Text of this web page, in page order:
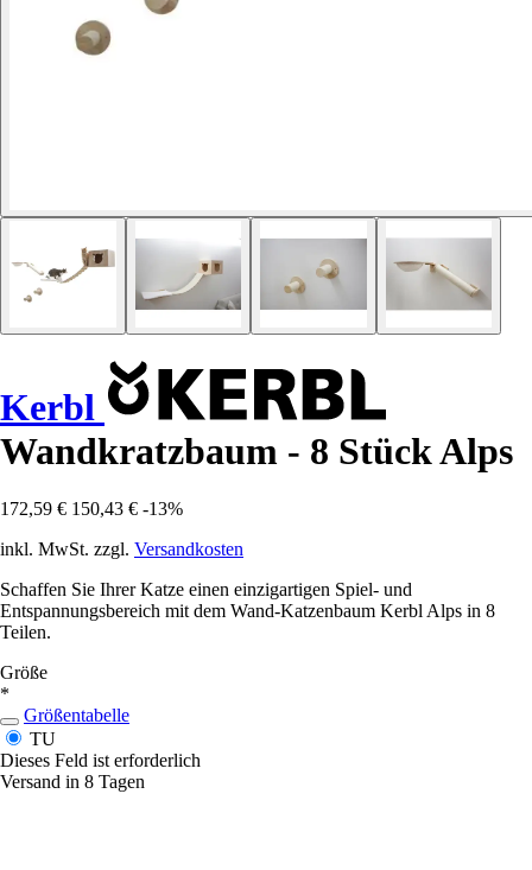
Kerbl
Wandkratzbaum - 8 Stück Alps
172,59 € 150,43 € -13%
inkl. MwSt. zzgl. Versandkosten
Schaffen Sie Ihrer Katze einen einzigartigen Spiel- und
Entspannungsbereich mit dem Wand-Katzenbaum Kerbl Alps in 8
Teilen.
Größe
*
Größentabelle
TU
Dieses Feld ist erforderlich
Versand in 8 Tagen